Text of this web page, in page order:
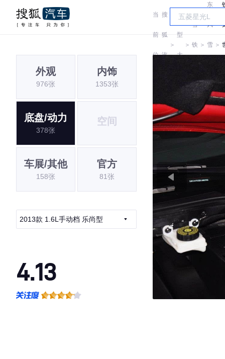
当
前
位
搜
狐
汽
＞
车
型
大
＞
雪
铁 ＞
东
风
雪
龙
＞
外观
976张
内饰
1353张
底盘/动力
378张
空间
车展/其他
158张
官方
81张
2013款 1.6L手动档 乐尚型
4.13